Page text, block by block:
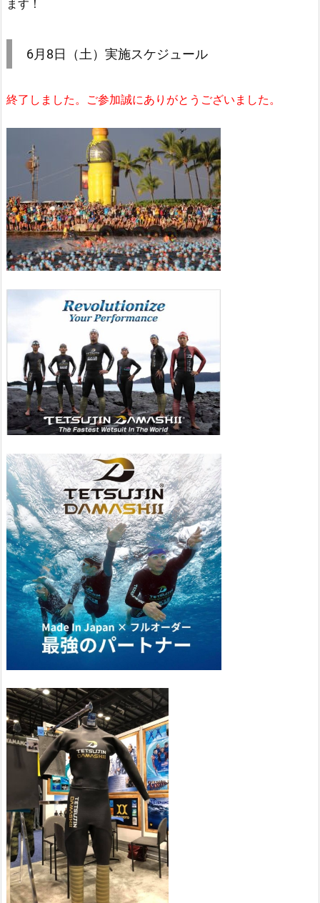
ます！
6月8日（土）実施スケジュール
終了しました。ご参加誠にありがとうございました。